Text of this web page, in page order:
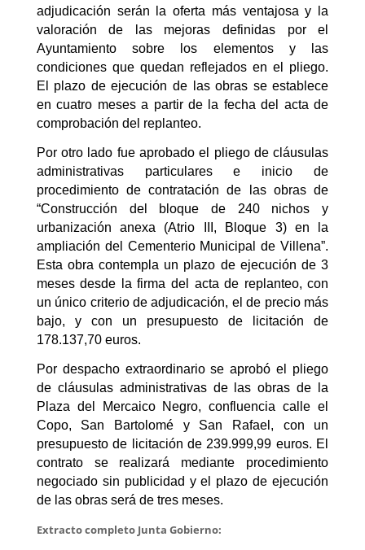
adjudicación serán la oferta más ventajosa y la
valoración de las mejoras definidas por el
Ayuntamiento sobre los elementos y las
condiciones que quedan reflejados en el pliego.
El plazo de ejecución de las obras se establece
en cuatro meses a partir de la fecha del acta de
comprobación del replanteo.
Por otro lado fue aprobado el pliego de cláusulas
administrativas particulares e inicio de
procedimiento de contratación de las obras de
“Construcción del bloque de 240 nichos y
urbanización anexa (Atrio III, Bloque 3) en la
ampliación del Cementerio Municipal de Villena”.
Esta obra contempla un plazo de ejecución de 3
meses desde la firma del acta de replanteo, con
un único criterio de adjudicación, el de precio más
bajo, y con un presupuesto de licitación de
178.137,70 euros.
Por despacho extraordinario se aprobó el pliego
de cláusulas administrativas de las obras de la
Plaza del Mercaico Negro, confluencia calle el
Copo, San Bartolomé y San Rafael, con un
presupuesto de licitación de 239.999,99 euros. El
contrato se realizará mediante procedimiento
negociado sin publicidad y el plazo de ejecución
de las obras será de tres meses.
Extracto completo Junta Gobierno: